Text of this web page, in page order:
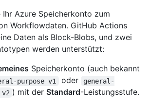
Ihr Azure Speicherkonto zum
Workflowdaten. GitHub Actions
Daten als Block-Blobs, und zwei
werden unterstützt:
Speicherkonto (auch bekannt
purpose v1 oder
general-
) mit der Standard-Leistungsstufe.